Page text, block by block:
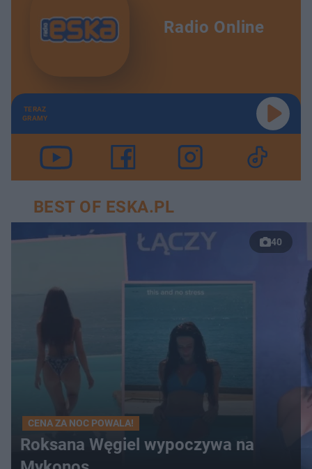
Radio Online
TERAZ
GRAMY
BEST OF ESKA.PL
40
CENA ZA NOC POWALA!
Roksana Węgiel wypoczywa na